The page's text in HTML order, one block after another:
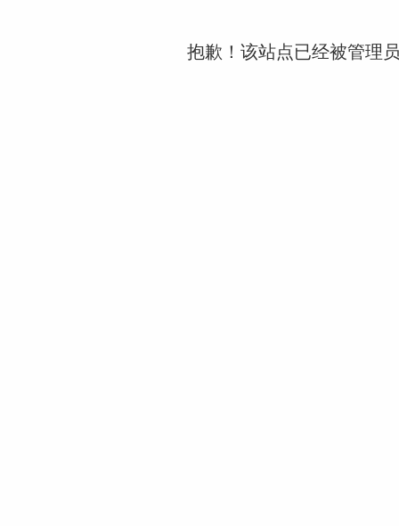
抱歉！该站点已经被管理